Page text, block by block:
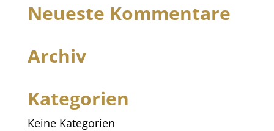
Neueste Kommentare
Archiv
Kategorien
Keine Kategorien